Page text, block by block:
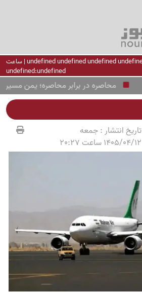
undefined undefined undefined undefined | ساعت
undefined:undefined
محاصره در برابر محاصره؛ یمن
تاریخ انتشار :جمعه
1405/04/12 ساعت 20:27